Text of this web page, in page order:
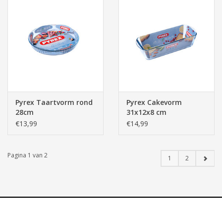
Pyrex Taartvorm rond
28cm
€13,99
Pyrex Cakevorm
31x12x8 cm
€14,99
Pagina 1 van 2 1 2